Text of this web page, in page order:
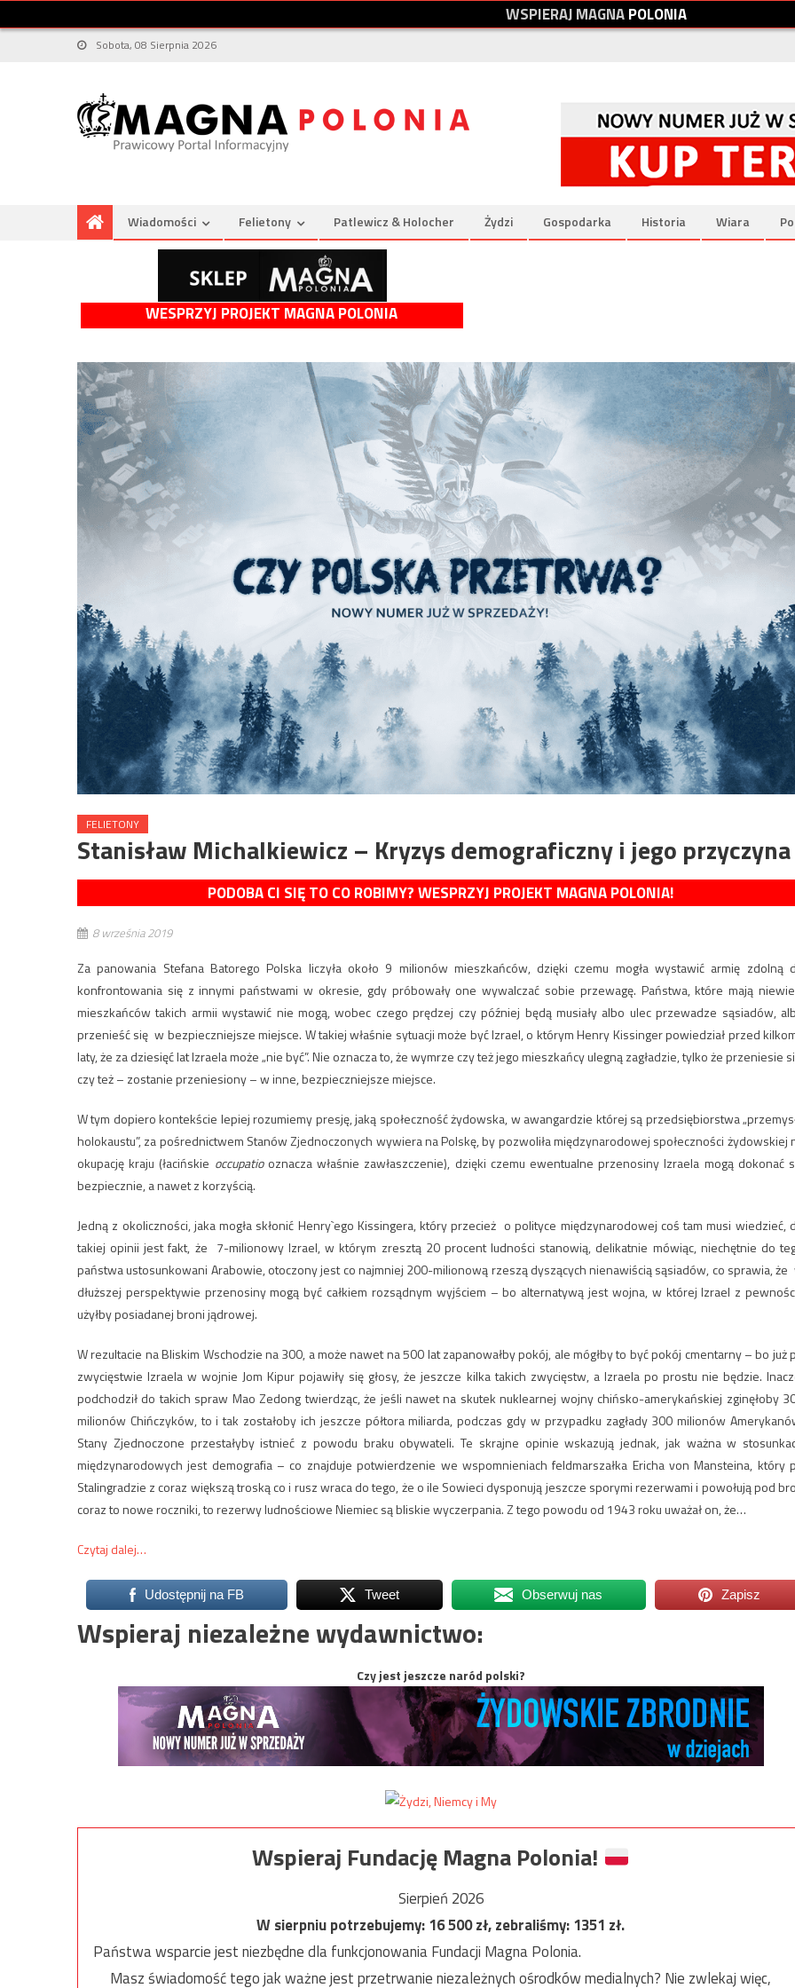
WSPIERAJMAGNAPOLONIA
Sobota, 08 Sierpnia 2026
Wiadomości Felietony Patlewicz & Holocher Żydzi Gospodarka Historia Wiara
WESPRZYJ PROJEKT MAGNA POLONIA
FELIETONY
Stanisław Michalkiewicz – Kryzys demograficzny i jego przyczyna
PODOBA CI SIĘ TO CO ROBIMY? WESPRZYJ PROJEKT MAGNA POLONIA!
8 września 2019
Za panowania Stefana Batorego Polska liczyła około 9 milionów mieszkańców, dzięki czemu mogła wystawić armię zdolną
konfrontowania się z innymi państwami w okresie, gdy próbowały one wywalczać sobie przewagę. Państwa, które mają
mieszkańców takich armii wystawić nie mogą, wobec czego prędzej czy później będą musiały albo ulec przewadze sąsiadów,
przenieść się w bezpieczniejsze miejsce. W takiej właśnie sytuacji może być Izrael, o którym Henry Kissinger powiedział przed
laty, że za dziesięć lat Izraela może „nie być”. Nie oznacza to, że wymrze czy też jego mieszkańcy ulegną zagładzie, tylko że przeniesie
czy też – zostanie przeniesiony – w inne, bezpieczniejsze miejsce.
W tym dopiero kontekście lepiej rozumiemy presję, jaką społeczność żydowska, w awangardzie której są przedsiębiorstwa
holokaustu”, za pośrednictwem Stanów Zjednoczonych wywiera na Polskę, by pozwoliła międzynarodowej społeczności żydowskiej
okupację kraju (łacińskie occupatiooznacza właśnie zawłaszczenie), dzięki czemu ewentualne przenosiny Izraela mogą dokonać
bezpiecznie, a nawet z korzyścią.
Jedną z okoliczności, jaka mogła skłonić Henry`ego Kissingera, który przecież o polityce międzynarodowej coś tam musi wiedzieć,
takiej opinii jest fakt, że 7-milionowy Izrael, w którym zresztą 20 procent ludności stanowią, delikatnie mówiąc, niechętnie do
państwa ustosunkowani Arabowie, otoczony jest co najmniej 200-milionową rzeszą dyszących nienawiścią sąsiadów, co sprawia, że
dłuższej perspektywie przenosiny mogą być całkiem rozsądnym wyjściem – bo alternatywą jest wojna, w której Izrael z
użyłby posiadanej broni jądrowej.
W rezultacie na Bliskim Wschodzie na 300, a może nawet na 500 lat zapanowałby pokój, ale mógłby to być pokój cmentarny – bo już
zwycięstwie Izraela w wojnie Jom Kipur pojawiły się głosy, że jeszcze kilka takich zwycięstw, a Izraela po prostu nie będzie.
podchodził do takich spraw Mao Zedong twierdząc, że jeśli nawet na skutek nuklearnej wojny chińsko-amerykańskiej zginęłoby
milionów Chińczyków, to i tak zostałoby ich jeszcze półtora miliarda, podczas gdy w przypadku zagłady 300 milionów
Stany Zjednoczone przestałyby istnieć z powodu braku obywateli. Te skrajne opinie wskazują jednak, jak ważna w
międzynarodowych jest demografia – co znajduje potwierdzenie we wspomnieniach feldmarszałka Ericha von Mansteina, który
Stalingradzie z coraz większą troską co i rusz wraca do tego, że o ile Sowieci dysponują jeszcze sporymi rezerwami i powołują pod
coraz to nowe roczniki, to rezerwy ludnościowe Niemiec są bliskie wyczerpania. Z tego powodu od 1943 roku uważał on, że…
Czytaj dalej…
Udostępnij na FB Tweet Obserwuj nas Zapisz
Wspieraj niezależne wydawnictwo:
Czy jest jeszcze naród polski?
Wspieraj Fundację Magna Polonia!
Sierpień 2026
W sierpniu potrzebujemy:16 500zł, zebraliśmy:1351 zł.
Państwa wsparcie jest niezbędne dla funkcjonowania Fundacji Magna Polonia.
Masz świadomość tego jak ważne jest przetrwanie niezależnych ośrodków medialnych? Nie zwlekaj więc,